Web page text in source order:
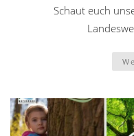
Schaut euch